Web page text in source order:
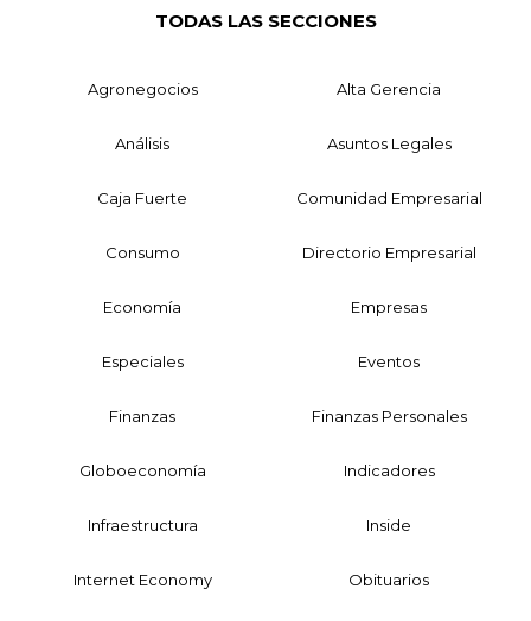
TODAS LAS SECCIONES
Agronegocios Alta Gerencia
Análisis Asuntos Legales
Caja Fuerte Comunidad Empresarial
Consumo Directorio Empresarial
Economía Empresas
Especiales Eventos
Finanzas Finanzas Personales
Globoeconomía Indicadores
Infraestructura Inside
Internet Economy Obituarios